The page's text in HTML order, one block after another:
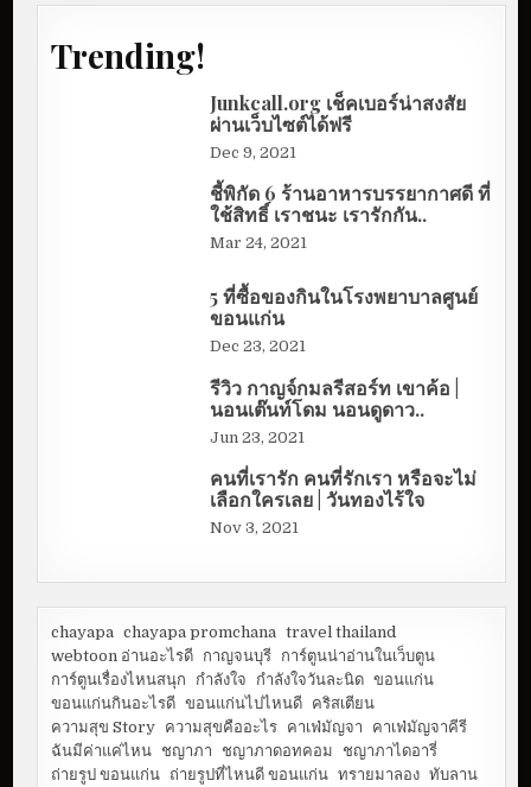
Trending!
Junkcall.org เช็คเบอร์น่าสงสัย
ผ่านเว็บไซต์ได้ฟรี
Dec 9, 2021
ชี้พิกัด 6 ร้านอาหารบรรยากาศดี ที่
ใช้สิทธิ์ เราชนะ เรารักกัน..
Mar 24, 2021
5 ที่ซื้อของกินในโรงพยาบาลศูนย์
ขอนแก่น
Dec 23, 2021
รีวิว กาญจ์กมลรีสอร์ท เขาค้อ |
นอนเต๊นท์โดม นอนดูดาว..
Jun 23, 2021
คนที่เรารัก คนที่รักเรา หรือจะไม่
เลือกใครเลย | วันทองไร้ใจ
Nov 3, 2021
chayapa chayapa promchana
travel thailand
webtoon อ่านอะไรดี กาญจนบุรี การ์ตูนน่าอ่านในเว็บตูน
การ์ตูนเรื่องไหนสนุก
กำลังใจ กำลังใจวันละนิด ขอนแก่น
ขอนแก่นกินอะไรดี ขอนแก่นไปไหนดี คริสเตียน
ความสุข Story ความสุขคืออะไร คาเฟ่มัญจา
คาเฟ่มัญจาคีรี
ฉันมีค่าแค่ไหน ชญาภา ชญาภาดอทคอม
ชญาภาไดอารี่
ถ่ายรูป ขอนแก่น ถ่ายรูปที่ไหนดี ขอนแก่น ทรายมาลอง ทับลาน